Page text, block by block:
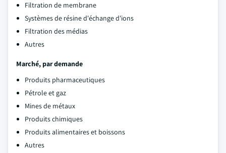
Filtration de membrane
Systèmes de résine d'échange d'ions
Filtration des médias
Autres
Marché, par demande
Produits pharmaceutiques
Pétrole et gaz
Mines de métaux
Produits chimiques
Produits alimentaires et boissons
Autres